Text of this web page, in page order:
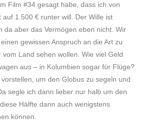
Film #34 gesagt habe, dass ich von
auf 1.500 € runter will. Der Wille ist
da aber das Vermögen eben nicht. Wir
gewissen Anspruch an die Art zu
vom Land sehen wollen. Wie viel Geld
aus – in Kolumbien sogar für Flüge?
um den Globus zu segeln und
segle ich dann lieber nur halb um den
Hälfte dann auch wenigstens
können.